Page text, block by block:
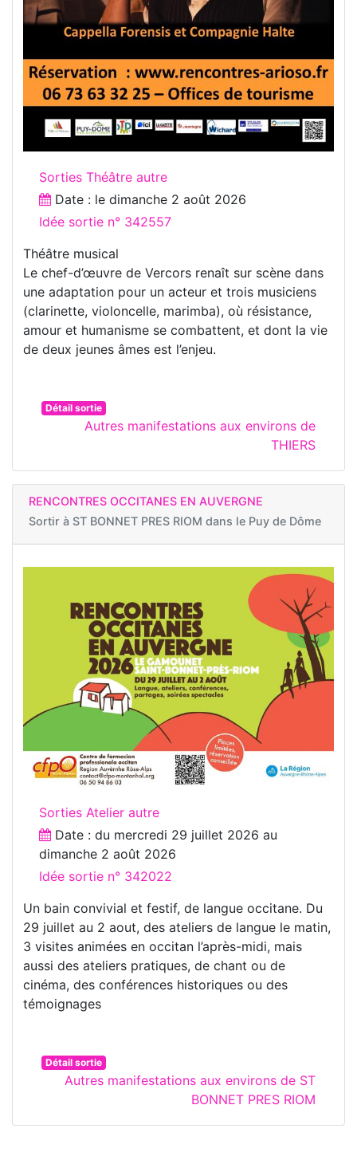
Sorties Théâtre autre
Date : le dimanche 2 août 2026
Idée sortie n° 342557
Théâtre musical
Le chef-d’œuvre de Vercors renaît sur scène dans
une adaptation pour un acteur et trois musiciens
(clarinette, violoncelle, marimba), où résistance,
amour et humanisme se combattent, et dont la vie
de deux jeunes âmes est l’enjeu.
Détail sortie
Autres manifestations aux environs de
THIERS
RENCONTRES OCCITANES EN AUVERGNE
Sortir à ST BONNET PRES RIOM dans le Puy de Dôme
Sorties Atelier autre
Date : du mercredi 29 juillet 2026 au
dimanche 2 août 2026
Idée sortie n° 342022
Un bain convivial et festif, de langue occitane. Du
29 juillet au 2 aout, des ateliers de langue le matin,
3 visites animées en occitan l’après-midi, mais
aussi des ateliers pratiques, de chant ou de
cinéma, des conférences historiques ou des
témoignages
Détail sortie
Autres manifestations aux environs de ST
BONNET PRES RIOM